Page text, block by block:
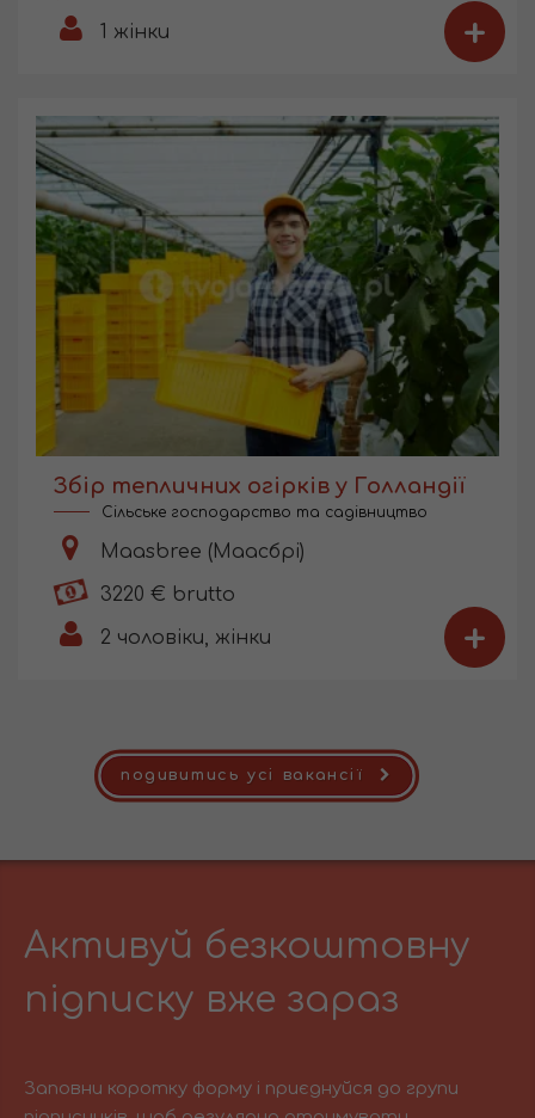
1 жінки +
Збір тепличних огірків у Голландії
Сільське господарство та садівництво
Maasbree (Маасбрі)
3220 € brutto
2 чоловіки, жінки +
подивитись усі вакансії
Активуй безкоштовну
підписку вже зараз
Заповни коротку форму і приєднуйся до групи